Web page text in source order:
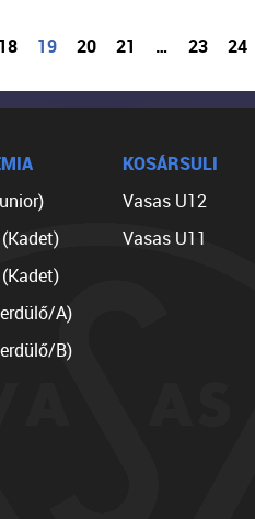
18 19 20 21 … 23 24
A)
B)
KOSÁRSULI
Vasas U12
Vasas U11